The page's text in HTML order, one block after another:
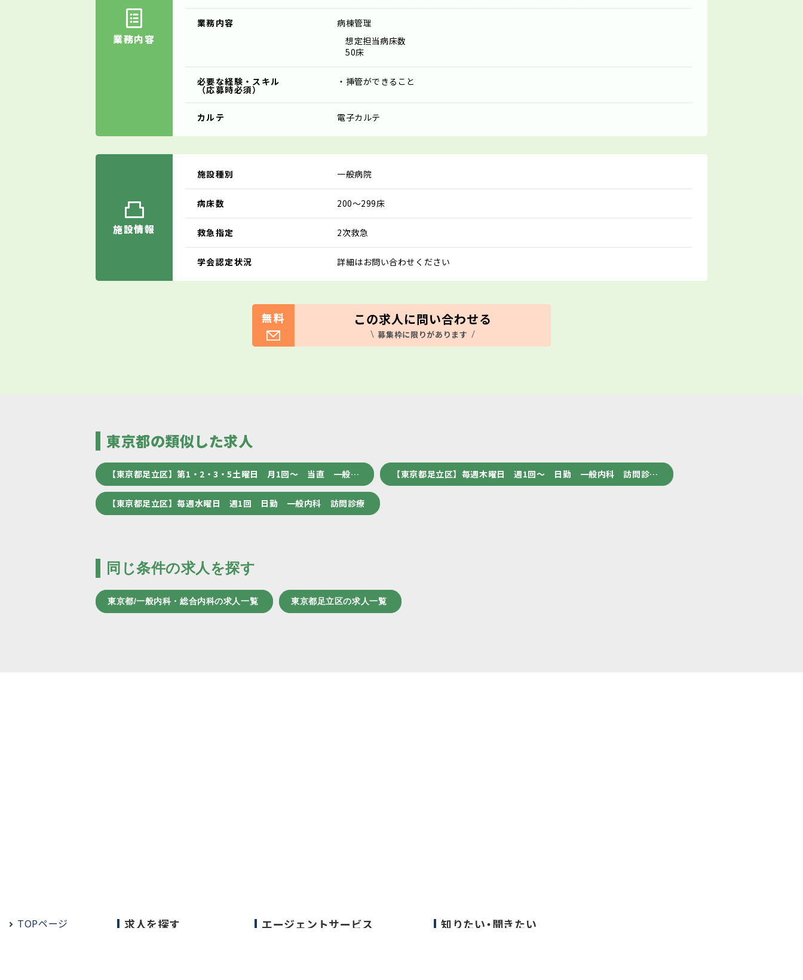
業務内容
業務内容
病棟管理
想定担当病床数
50床
必要な経験・スキル
（応募時必須）
・挿管ができること
カルテ 電子カルテ
施設情報
施設種別 一般病院
病床数 200～299床
救急指定 2次救急
学会認定状況 詳細はお問い合わせください
無料 この求人に問い合わせる
募集枠に限りがあります
東京都の類似した求人
【東京都足立区】第1・2・3・5土曜日 月1回～ 当直 一般… 【東京都足立区】毎週木曜日 週1回～ 日勤 一般内科 訪問診…
【東京都足立区】毎週水曜日 週1回 日勤 一般内科 訪問診療
同じ条件の求人を探す
東京都/一般内科・総合内科の求人一覧 東京都足立区の求人一覧
TOPページ 求人を探す エージェントサービス 知りたい・聞きたい